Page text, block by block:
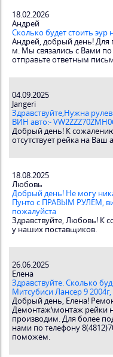
18.02.2026
Андрей
Сколько будет стоить эур
Андрей, добрый день! Для
м. Мы связались с Вами
отправьте ответным
04.09.2025
Jangeri
Здравствуйте,Нужна
ВИН авто:-
Добрый день! К
отсутствует рейка на Ваш
18.08.2025
Любовь
Добрый день! Не могу
Пунто с ПРАВЫМ РУЛЕМ,
пожалуйста
Здравствуйте, Любовь! К
у наших поставщиков.
26.06.2025
Елена
Здравствуйте. Сколько
Митсубиси Лансер 9 2004г,
Добрый день, Елена!
Демонтаж\монтаж рейки
производим. Для более
нами по телефону
поможем.